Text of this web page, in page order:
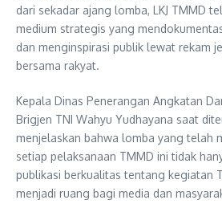
dari sekadar ajang lomba, LKJ TMMD
medium strategis yang
dan menginspirasi publik lewat rekam
bersama rakyat.
Kepala Dinas Penerangan Angkatan
Brigjen TNI Wahyu Yudhayana saat
menjelaskan bahwa lomba yang telah
setiap pelaksanaan TMMD ini tidak
publikasi berkualitas tentang kegiatan
menjadi ruang bagi media dan